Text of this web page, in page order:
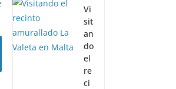
Vi
sit
an
do
el
re
ci